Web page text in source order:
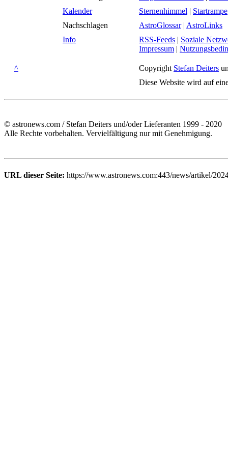
Kalender
Sternenhimmel | Startrampe
Nachschlagen
AstroGlossar| AstroLinks
Info
RSS-Feeds | Soziale
Impressum |
^ Copyright Stefan Deiters
Diese Website wird auf
© astronews.com / Stefan Deiters und/oder Lieferanten 1999 - 2020
Alle Rechte vorbehalten. Vervielfältigung nur mit Genehmigung.
URL dieser Seite: https://www.astronews.com:443/news/artikel/